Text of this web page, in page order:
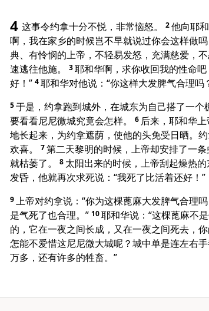
4 这事令约拿十分不悦，非常恼怒。 2他向耶
啊，我在家乡的时候岂不早就说过你会这样做
典、有怜悯的上帝，不轻易发怒，充满慈爱，
速逃往他施。
3耶和华啊，求你收回我的性命
好！” 4耶和华对他说：“你这样大发脾气合理吗
5于是，约拿跑到城外，在城东为自己搭了一个
要看看尼尼微城究竟会怎样。
6 后来，耶和华
地长起来，为约拿遮荫，使他的头免受日晒。
欢喜。
7第二天黎明的时候，上帝却安排了一
就枯萎了。
8 太阳出来的时候，上帝刮起燥热
发昏，他就再次求死说：“我死了比活着还好！”
9上帝对约拿说：“你为这棵蓖麻大发脾气合理
是气死了也合理。” 10耶和华说：“这棵蓖麻不
的，它在一夜之间长成，又在一夜之间死去，你
怎能不爱惜这尼尼微大城呢？城中单是连左右
万多，还有许多的牲畜。”